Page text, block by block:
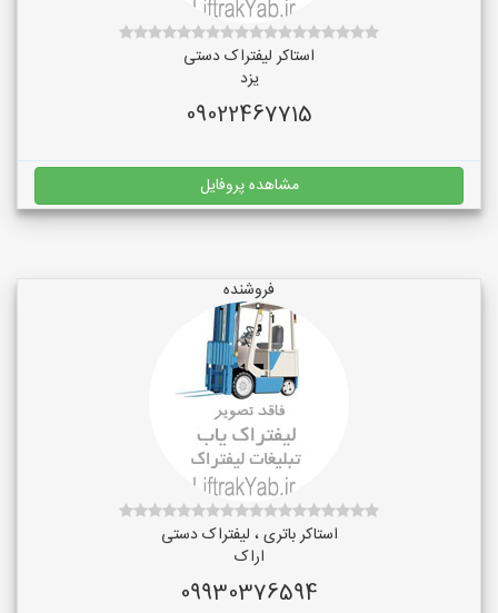
استاکر لیفتراک دستی
یزد
09022467715
مشاهده پروفایل
فروشنده
استاکر باتری ، لیفتراک دستی
اراک
09930376594